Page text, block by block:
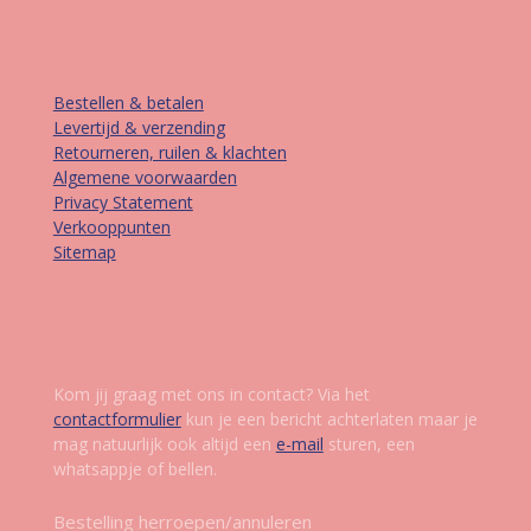
Bestellen & betalen
Levertijd & verzending
Retourneren, ruilen & klachten
Algemene voorwaarden
Privacy Statement
Verkooppunten
Sitemap
Kom jij graag met ons in contact? Via het
contactformulierkun je een bericht achterlaten maar je
mag natuurlijk ook altijd een e-mail sturen, een
whatsappje of bellen.
Bestelling herroepen/annuleren